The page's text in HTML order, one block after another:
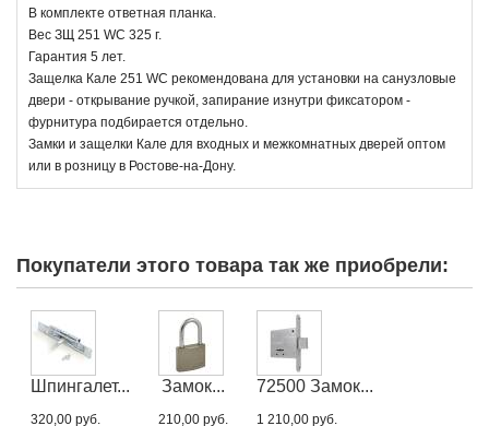
В комплекте ответная планка.
Вес ЗЩ 251 WC 325 г.
Гарантия 5 лет.
Защелка Кале 251 WC рекомендована для установки на санузловые
двери - открывание ручкой, запирание изнутри фиксатором -
фурнитура подбирается отдельно.
Замки и защелки Кале для входных и межкомнатных дверей оптом
или в розницу в Ростове-на-Дону.
Покупатели этого товара так же приобрели:
Шпингалет...
320,00 руб.
Замок...
210,00 руб.
72500 Замок...
1 210,00 руб.